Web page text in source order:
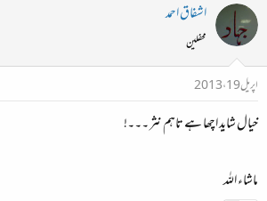
اشفاق احمد
محفلین
اپریل 19، 2013
خیال شاید اچھا ہے تاہم نثر ۔۔۔!
ماشاء اللہ